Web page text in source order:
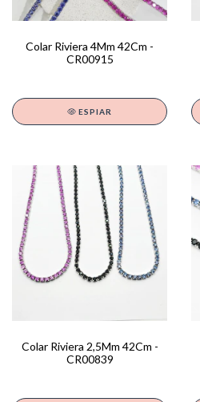
Colar Riviera 4Mm 42Cm -
CR00915
ESPIAR
Colar Riviera 2,5Mm 42Cm -
CR00839